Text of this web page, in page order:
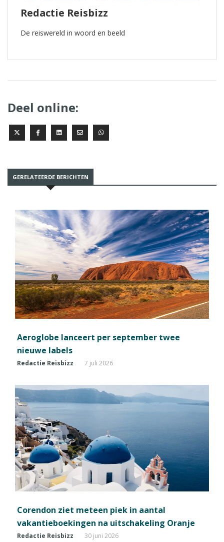
Redactie Reisbizz
De reiswereld in woord en beeld
Deel online:
GERELATEERDE BERICHTEN
Aeroglobe lanceert per september twee
nieuwe labels
Redactie Reisbizz 7 juli 2026
Corendon ziet meteen piek in aantal
vakantieboekingen na uitschakeling Oranje
Redactie Reisbizz 30 juni 2026